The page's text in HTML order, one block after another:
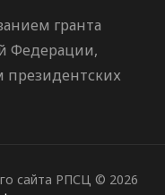
гранта
Федерации,
президентских
сайта РПСЦ © 2026